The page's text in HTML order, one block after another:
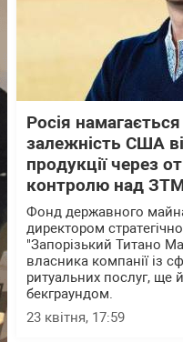
Росія
залежність США
продукції через
контролю над
Фонд державного
директором
"Запорізький Титано
власника компанії із
ритуальних послуг, ще
бекграундом.
23 квітня, 17:59